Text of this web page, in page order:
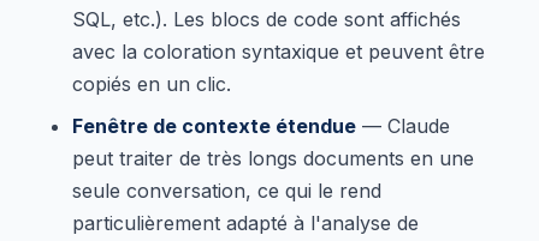
SQL, etc.). Les blocs de code sont affichés
avec la coloration syntaxique et peuvent être
copiés en un clic.
Fenêtre de contexte étendue — Claude
peut traiter de très longs documents en une
seule conversation, ce qui le rend
particulièrement adapté à l'analyse de